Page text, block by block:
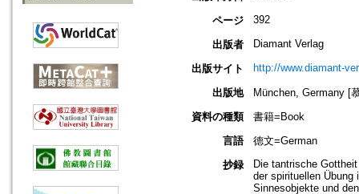
ページ 392
出版者 Diamant Verlag
出版サイト http://www.diamant-
出版地
München, Germany [
資料の種類
書籍=Book
言語
德文=German
抄録
Die tantrische
der spirituellen Übung
Sinnesobjekte und